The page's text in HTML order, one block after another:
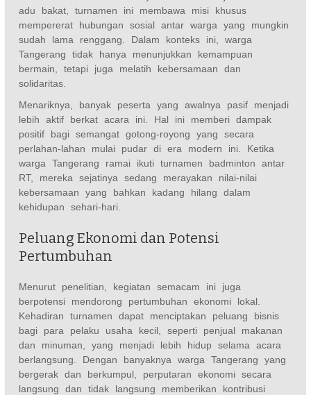
adu bakat, turnamen ini membawa misi khusus
mempererat hubungan sosial antar warga yang mungkin
sudah lama renggang. Dalam konteks ini, warga
Tangerang tidak hanya menunjukkan kemampuan
bermain, tetapi juga melatih kebersamaan dan
solidaritas.
Menariknya, banyak peserta yang awalnya pasif menjadi
lebih aktif berkat acara ini. Hal ini memberi dampak
positif bagi semangat gotong-royong yang secara
perlahan-lahan mulai pudar di era modern ini. Ketika
warga Tangerang ramai ikuti turnamen badminton antar
RT, mereka sejatinya sedang merayakan nilai-nilai
kebersamaan yang bahkan kadang hilang dalam
kehidupan sehari-hari.
Peluang Ekonomi dan Potensi
Pertumbuhan
Menurut penelitian, kegiatan semacam ini juga
berpotensi mendorong pertumbuhan ekonomi lokal.
Kehadiran turnamen dapat menciptakan peluang bisnis
bagi para pelaku usaha kecil, seperti penjual makanan
dan minuman, yang menjadi lebih hidup selama acara
berlangsung. Dengan banyaknya warga Tangerang yang
bergerak dan berkumpul, perputaran ekonomi secara
langsung dan tidak langsung memberikan kontribusi